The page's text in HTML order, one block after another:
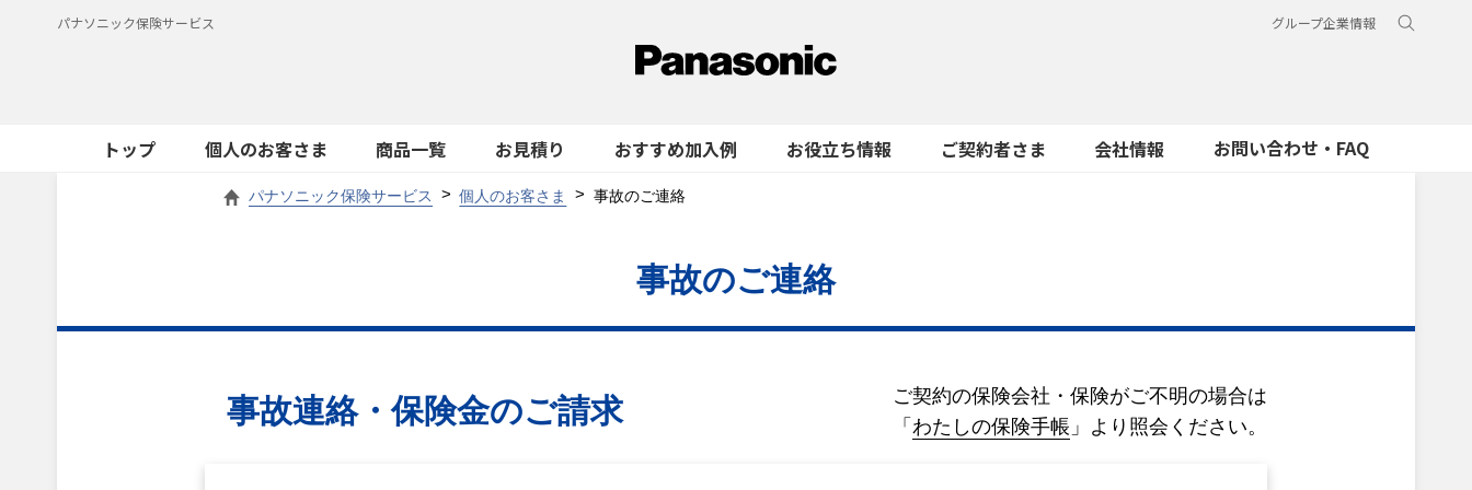
パナソニック保険サービス グループ企業情報
トップ 個人のお客さま 商品一覧 お見積り おすすめ加入例 お役立ち情報 ご契約者さま 会社情報 お問い合わせ・FAQ
パナソニック保険サービス 個人のお客さま 事故のご連絡
事故のご連絡
事故連絡・保険金のご請求
ご契約の保険会社・保険がご不明の場合は
「 わたしの保険手帳 」より照会ください。